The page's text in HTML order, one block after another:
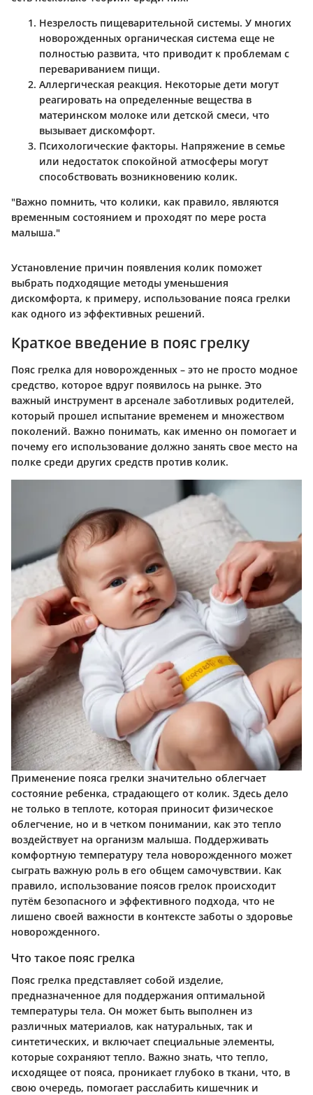
Незрелость пищеварительной системы. У многих
новорожденных органическая система еще не
полностью развита, что приводит к проблемам с
перевариванием пищи.
Аллергическая реакция. Некоторые дети могут
реагировать на определенные вещества в
материнском молоке или детской смеси, что
вызывает дискомфорт.
Психологические факторы. Напряжение в семье
или недостаток спокойной атмосферы могут
способствовать возникновению колик.
"Важно помнить, что колики, как правило, являются
временным состоянием и проходят по мере роста
малыша."
Установление причин появления колик поможет
выбрать подходящие методы уменьшения
дискомфорта, к примеру, использование пояса грелки
как одного из эффективных решений.
Краткое введение в пояс грелку
Пояс грелка для новорожденных – это не просто модное
средство, которое вдруг появилось на рынке. Это
важный инструмент в арсенале заботливых родителей,
который прошел испытание временем и множеством
поколений. Важно понимать, как именно он помогает и
почему его использование должно занять свое место на
полке среди других средств против колик.
Применение пояса грелки значительно облегчает
состояние ребенка, страдающего от колик. Здесь дело
не только в теплоте, которая приносит физическое
облегчение, но и в четком понимании, как это тепло
воздействует на организм малыша. Поддерживать
комфортную температуру тела новорожденного может
сыграть важную роль в его общем самочувствии. Как
правило, использование поясов грелок происходит
путём безопасного и эффективного подхода, что не
лишено своей важности в контексте заботы о здоровье
новорожденного.
Что такое пояс грелка
Пояс грелка представляет собой изделие,
предназначенное для поддержания оптимальной
температуры тела. Он может быть выполнен из
различных материалов, как натуральных, так и
синтетических, и включает специальные элементы,
которые сохраняют тепло. Важно знать, что тепло,
исходящее от пояса, проникает глубоко в ткани, что, в
свою очередь, помогает расслабить кишечник и